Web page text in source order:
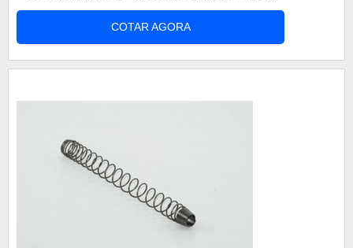
retentor de bengala tenha boa durabilidade para
que a peça não precise ser trocada a todo
momento, evitando assim, gastos extras e
COTAR AGORA